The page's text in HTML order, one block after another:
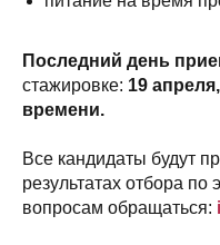
Последний день
стажировке: 19
времени.
Все кандидаты будут
результатах отбора по
вопросам обращаться: